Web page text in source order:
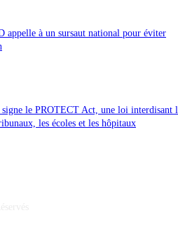
appelle à un sursaut national pour éviter
signe le PROTECT Act, une loi interdisant
les écoles et les hôpitaux